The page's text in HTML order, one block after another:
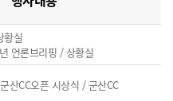
황실
언론브리핑 / 상황실
산CC오픈 시상식 / 군산CC